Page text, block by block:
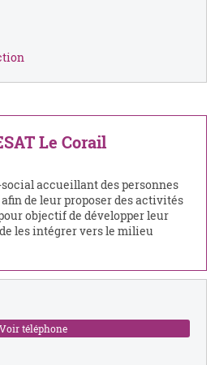
Le Corail
accueillant des personnes
de leur proposer des activités
objectif de développer leur
les intégrer vers le milieu
Voir téléphone